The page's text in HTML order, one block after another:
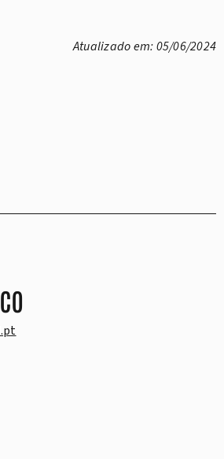
Atualizado em: 05/06/2024